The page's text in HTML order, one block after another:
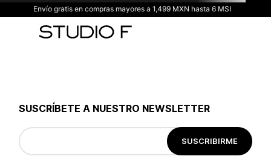
Envío gratis en compras mayores a 1,499 MXN hasta 6 MSI
SUSCRÍBETE A NUESTRO NEWSLETTER
SUSCRIBIRME